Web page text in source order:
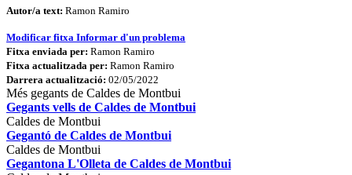
Autor/a text: Ramon Ramiro
Modificar fitxa Informar d'un problema
Fitxa enviada per: Ramon Ramiro
Fitxa actualitzada per: Ramon Ramiro
Darrera actualització: 02/05/2022
Més gegants de Caldes de Montbui
Gegants vells de Caldes de Montbui
Caldes de Montbui
Gegantó de Caldes de Montbui
Caldes de Montbui
Gegantona L'Olleta de Caldes de Montbui